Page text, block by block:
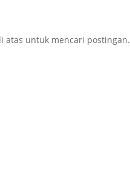
atas untuk mencari postingan.